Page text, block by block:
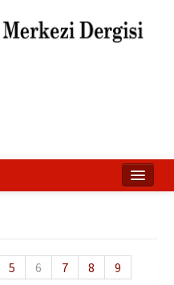
5 6 7 8
9